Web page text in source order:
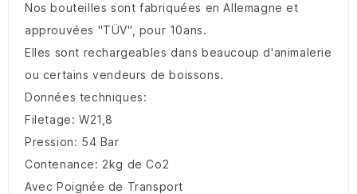
Nos bouteilles sont fabriquées en Allemagne et
approuvées "TÜV", pour 10ans.
Elles sont rechargeables dans beaucoup d'animalerie
ou certains vendeurs de boissons.
Données techniques:
Filetage: W21,8
Pression: 54 Bar
Contenance: 2kg de Co2
Avec Poignée de Transport